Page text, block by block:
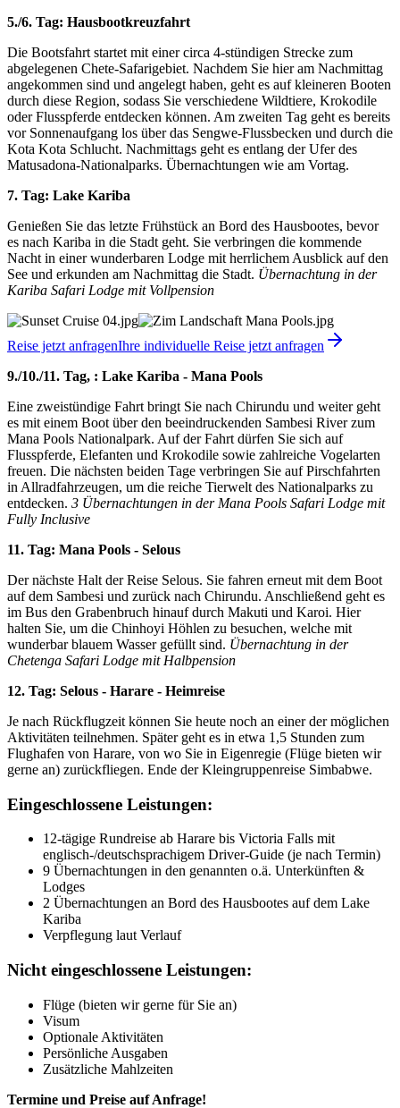
5./6. Tag: Hausbootkreuzfahrt
Die Bootsfahrt startet mit einer circa 4-stündigen Strecke zum
abgelegenen Chete-Safarigebiet. Nachdem Sie hier am Nachmittag
angekommen sind und angelegt haben, geht es auf kleineren Booten
durch diese Region, sodass Sie verschiedene Wildtiere, Krokodile
oder Flusspferde entdecken können. Am zweiten Tag geht es bereits
vor Sonnenaufgang los über das Sengwe-Flussbecken und durch die
Kota Kota Schlucht. Nachmittags geht es entlang der Ufer des
Matusadona-Nationalparks. Übernachtungen wie am Vortag.
7. Tag: Lake Kariba
Genießen Sie das letzte Frühstück an Bord des Hausbootes, bevor
es nach Kariba in die Stadt geht. Sie verbringen die kommende
Nacht in einer wunderbaren Lodge mit herrlichem Ausblick auf den
See und erkunden am Nachmittag die Stadt. Übernachtung in der
Kariba Safari Lodge mit Vollpension
Reise jetzt anfragenIhre individuelle Reise jetzt anfragen
9./10./11. Tag, : Lake Kariba - Mana Pools
Eine zweistündige Fahrt bringt Sie nach Chirundu und weiter geht
es mit einem Boot über den beeindruckenden Sambesi River zum
Mana Pools Nationalpark. Auf der Fahrt dürfen Sie sich auf
Flusspferde, Elefanten und Krokodile sowie zahlreiche Vogelarten
freuen. Die nächsten beiden Tage verbringen Sie auf Pirschfahrten
in Allradfahrzeugen, um die reiche Tierwelt des Nationalparks zu
entdecken. 3 Übernachtungen in der Mana Pools Safari Lodge mit
Fully Inclusive
11. Tag: Mana Pools - Selous
Der nächste Halt der Reise Selous. Sie fahren erneut mit dem Boot
auf dem Sambesi und zurück nach Chirundu. Anschließend geht es
im Bus den Grabenbruch hinauf durch Makuti und Karoi. Hier
halten Sie, um die Chinhoyi Höhlen zu besuchen, welche mit
wunderbar blauem Wasser gefüllt sind. Übernachtung in der
Chetenga Safari Lodge mit Halbpension
12. Tag: Selous - Harare - Heimreise
Je nach Rückflugzeit können Sie heute noch an einer der möglichen
Aktivitäten teilnehmen. Später geht es in etwa 1,5 Stunden zum
Flughafen von Harare, von wo Sie in Eigenregie (Flüge bieten wir
gerne an) zurückfliegen. Ende der Kleingruppenreise Simbabwe.
Eingeschlossene Leistungen:
12-tägige Rundreise ab Harare bis Victoria Falls mit
englisch-/deutschsprachigem Driver-Guide (je nach Termin)
9 Übernachtungen in den genannten o.ä. Unterkünften &
Lodges
2 Übernachtungen an Bord des Hausbootes auf dem Lake
Kariba
Verpflegung laut Verlauf
Nicht eingeschlossene Leistungen:
Flüge (bieten wir gerne für Sie an)
Visum
Optionale Aktivitäten
Persönliche Ausgaben
Zusätzliche Mahlzeiten
Termine und Preise auf Anfrage!